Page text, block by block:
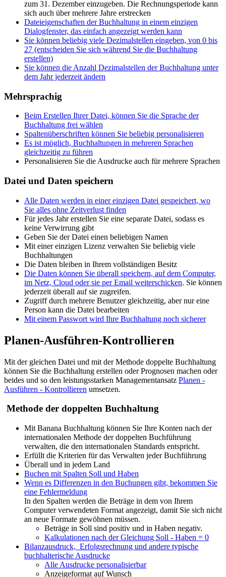
zum 31. Dezember einzugeben. Die Rechnungsperiode kann
sich auch über mehrere Jahre erstrecken
Dateieigenschaften der Buchhaltung in einem einzigen
Dialogfenster, das einfach angezeigt werden kann
Sie können beliebig viele Dezimalstellen eingeben, von 0 bis
27 (entscheiden Sie sich während Sie die Buchhaltung
erstellen)
Sie können die Anzahl Dezimalstellen der Buchhaltung unter
dem Jahr jederzeit ändern
Mehrsprachig
Beim Erstellen Ihrer Datei, können Sie die Sprache der
Buchhaltung frei wählen
Spaltenüberschriften können Sie beliebig personalisieren
Es ist möglich, Buchhaltungen in mehreren Sprachen
gleichzeitig zu führen
Personalisieren Sie die Ausdrucke auch für mehrere Sprachen
Datei und Daten speichern
Alle Daten werden in einer einzigen Datei gespeichert, wo
Sie alles ohne Zeitverlust finden
Für jedes Jahr erstellen Sie eine separate Datei, sodass es
keine Verwirrung gibt
Geben Sie der Datei einen beliebigen Namen
Mit einer einzigen Lizenz verwalten Sie beliebig viele
Buchhaltungen
Die Daten bleiben in Ihrem vollständigen Besitz
Die Daten können Sie überall speichern, auf dem Computer,
im Netz, Cloud oder sie per Email weiterschicken. Sie können
jederzeit überall auf sie zugreifen.
Zugriff durch mehrere Benutzer gleichzeitig, aber nur eine
Person kann die Datei bearbeiten
Mit einem Passwort wird Ihre Buchhaltung noch sicherer
Planen-Ausführen-Kontrollieren
Mit der gleichen Datei und mit der Methode doppelte Buchhaltung
können Sie die Buchhaltung erstellen oder Prognosen machen oder
beides und so den leistungsstarken Managementansatz Planen -
Ausführen - Kontrollieren umsetzen.
Methode der doppelten Buchhaltung
Mit Banana Buchhaltung können Sie Ihre Konten nach der
internationalen Methode der doppelten Buchführung
verwalten, die den internationalen Standards entspricht.
Erfüllt die Kriterien für das Verwalten jeder Buchführung
Überall und in jedem Land
Buchen mit Spalten Soll und Haben
Wenn es Differenzen in den Buchungen gibt, bekommen Sie
eine Fehlermeldung
In den Spalten werden die Beträge in dem von Ihrem
Computer verwendeten Format angezeigt, damit Sie sich nicht
an neue Formate gewöhnen müssen.
Beträge in Soll sind positiv und in Haben negativ.
Kalkulationen nach der Gleichung Soll - Haben = 0
Bilanzausdruck, Erfolgsrechnung und andere typische
buchhalterische Ausdrucke
Alle Ausdrucke personalisierbar
Anzeigeformat auf Wunsch